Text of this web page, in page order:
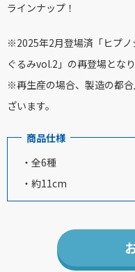
ラインナップ！
※2025年2月登場済「ヒプ
ぐるみvol.2」の再登場となり
※再生産の場合、製造の都
ざいます。
商品仕様
・全6種
・約11cm